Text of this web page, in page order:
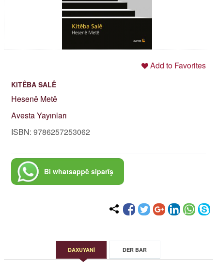
Add to Favorites
KITÊBA SALÊ
Hesenê Metê
Avesta Yayınları
ISBN: 9786257253062
Bi whatsappê siparîş
DAXUYANÎ DER BAR